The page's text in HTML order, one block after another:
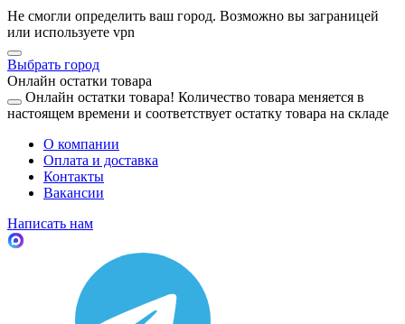
Не смогли определить ваш город. Возможно вы заграницей
или используете vpn
Выбрать город
Онлайн остатки товара
Онлайн остатки товара! Количество товара меняется в
настоящем времени и соответствует остатку товара на складе
О компании
Оплата и доставка
Контакты
Вакансии
Написать нам